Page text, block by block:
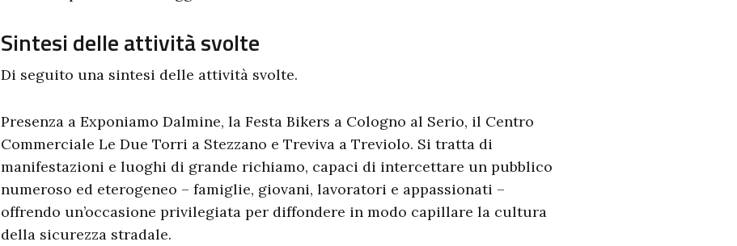
Sintesi delle attività svolte
Di seguito una sintesi delle attività svolte.
Presenza a Exponiamo Dalmine, la Festa Bikers a Cologno al Serio, il Centro
Commerciale Le Due Torri a Stezzano e Treviva a Treviolo. Si tratta di
manifestazioni e luoghi di grande richiamo, capaci di intercettare un pubblico
numeroso ed eterogeneo – famiglie, giovani, lavoratori e appassionati –
offrendo un’occasione privilegiata per diffondere in modo capillare la cultura
della sicurezza stradale.